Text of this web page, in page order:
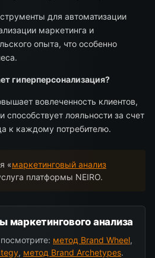
для автоматизации
маркетинга и
опыта, что особенно
гиперперсонализация?
вовлеченность клиентов,
способствует лояльности за счет
к каждому потребителю.
«маркетинговый анализ
платформы NEIRO.
маркетингового анализа
метод Brand Wheel,
, метод Brand Archetypes.